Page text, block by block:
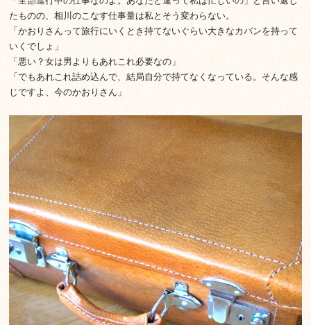
たものの、相川のこなす仕事量は私とそう変わらない。
「かおりさんって旅行にいくとき持てないぐらい大きなカバンを持って
いくでしょ」
「悪い？女は男よりもあれこれ必要なの」
「でもあれこれ詰め込んで、結局自分で持てなくなっている。そんな感
じですよ、今のかおりさん」